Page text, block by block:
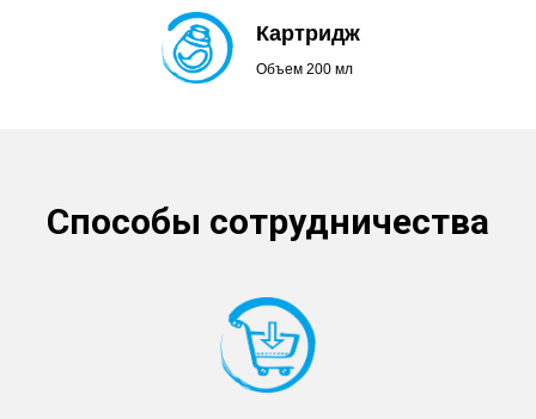
Картридж
Объем 200 мл
Способы сотрудничества